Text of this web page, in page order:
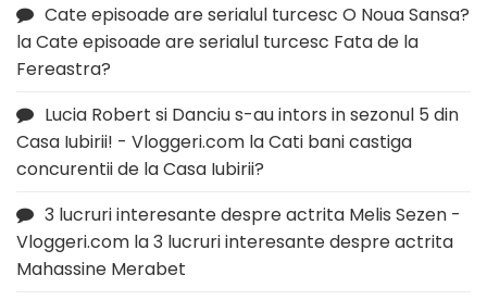
Cate episoade are serialul turcesc O Noua Sansa?
laCate episoade are serialul turcesc Fata de la
Fereastra?
Lucia Robert si Danciu s-au intors in sezonul 5 din
Casa Iubirii! - Vloggeri.com laCati bani castiga
concurentii de la Casa Iubirii?
3 lucruri interesante despre actrita Melis Sezen -
Vloggeri.com la3 lucruri interesante despre actrita
Mahassine Merabet